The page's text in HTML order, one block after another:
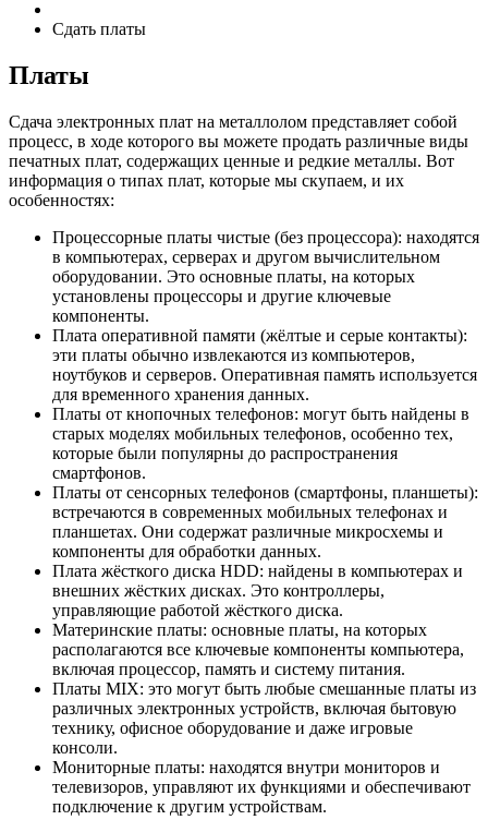
Сдать платы
Платы
Сдача электронных плат на металлолом представляет собой
процесс, в ходе которого вы можете продать различные виды
печатных плат, содержащих ценные и редкие металлы. Вот
информация о типах плат, которые мы скупаем, и их
особенностях:
Процессорные платы чистые (без процессора): находятся
в компьютерах, серверах и другом вычислительном
оборудовании. Это основные платы, на которых
установлены процессоры и другие ключевые
компоненты.
Плата оперативной памяти (жёлтые и серые контакты):
эти платы обычно извлекаются из компьютеров,
ноутбуков и серверов. Оперативная память используется
для временного хранения данных.
Платы от кнопочных телефонов: могут быть найдены в
старых моделях мобильных телефонов, особенно тех,
которые были популярны до распространения
смартфонов.
Платы от сенсорных телефонов (смартфоны, планшеты):
встречаются в современных мобильных телефонах и
планшетах. Они содержат различные микросхемы и
компоненты для обработки данных.
Плата жёсткого диска HDD: найдены в компьютерах и
внешних жёстких дисках. Это контроллеры,
управляющие работой жёсткого диска.
Материнские платы: основные платы, на которых
располагаются все ключевые компоненты компьютера,
включая процессор, память и систему питания.
Платы MIX: это могут быть любые смешанные платы из
различных электронных устройств, включая бытовую
технику, офисное оборудование и даже игровые
консоли.
Мониторные платы: находятся внутри мониторов и
телевизоров, управляют их функциями и обеспечивают
подключение к другим устройствам.